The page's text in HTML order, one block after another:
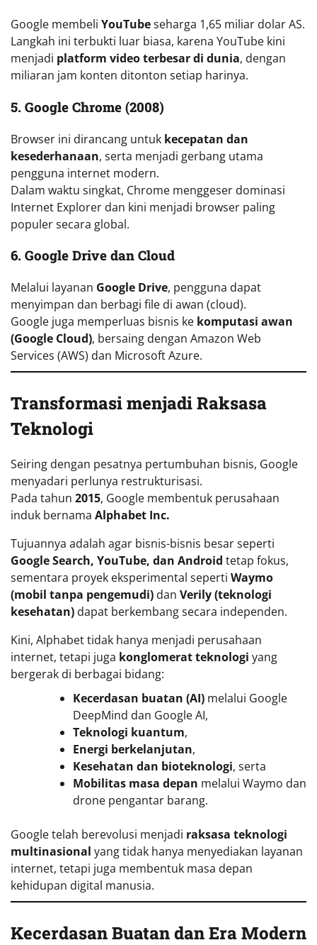
Google membeli YouTubeseharga 1,65 miliar dolar AS.
Langkah ini terbukti luar biasa, karena YouTube kini
menjadi platform video terbesar di dunia, dengan
miliaran jam konten ditonton setiap harinya.
5. Google Chrome (2008)
Browser ini dirancang untuk kecepatan dan
kesederhanaan, serta menjadi gerbang utama
pengguna internet modern.
Dalam waktu singkat, Chrome menggeser dominasi
Internet Explorer dan kini menjadi browser paling
populer secara global.
6. Google Drive dan Cloud
Melalui layanan Google Drive, pengguna dapat
menyimpan dan berbagi file di awan (cloud).
Google juga memperluas bisnis ke komputasi awan
(Google Cloud), bersaing dengan Amazon Web
Services (AWS) dan Microsoft Azure.
Transformasi menjadi Raksasa
Teknologi
Seiring dengan pesatnya pertumbuhan bisnis, Google
menyadari perlunya restrukturisasi.
Pada tahun 2015, Google membentuk perusahaan
induk bernama Alphabet Inc.
Tujuannya adalah agar bisnis-bisnis besar seperti
Google Search, YouTube, dan Android tetap fokus,
sementara proyek eksperimental seperti Waymo
(mobil tanpa pengemudi) dan Verily (teknologi
kesehatan) dapat berkembang secara independen.
Kini, Alphabet tidak hanya menjadi perusahaan
internet, tetapi juga konglomerat teknologi yang
bergerak di berbagai bidang:
Kecerdasan buatan (AI) melalui Google
DeepMind dan Google AI,
Teknologi kuantum,
Energi berkelanjutan,
Kesehatan dan bioteknologi, serta
Mobilitas masa depan melalui Waymo dan
drone pengantar barang.
Google telah berevolusi menjadi raksasa teknologi
multinasional yang tidak hanya menyediakan layanan
internet, tetapi juga membentuk masa depan
kehidupan digital manusia.
Kecerdasan Buatan dan Era Modern